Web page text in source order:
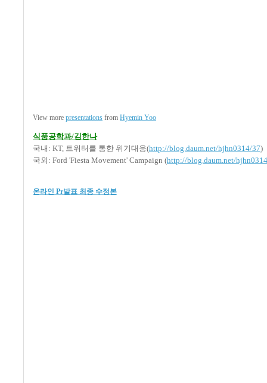
View more presentations from Hyemin Yoo
식품공학과/김한나
국내: KT, 트위터를 통한 위기대응(http://blog.daum.net/hjhn0314/37)
국외: Ford 'Fiesta Movement' Campaign (http://blog.daum.net/
온라인 Pr발표 최종 수정본